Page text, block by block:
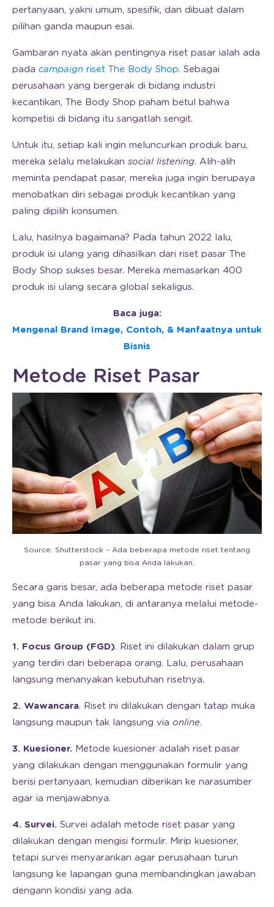
pertanyaan, yakni umum, spesifik, dan dibuat dalam
pilihan ganda maupun esai.
Gambaran nyata akan pentingnya riset pasar ialah ada
pada campaign riset The Body Shop. Sebagai
perusahaan yang bergerak di bidang industri
kecantikan, The Body Shop paham betul bahwa
kompetisi di bidang itu sangatlah sengit.
Untuk itu, setiap kali ingin meluncurkan produk baru,
mereka selalu melakukan social listening. Alih-alih
meminta pendapat pasar, mereka juga ingin berupaya
menobatkan diri sebagai produk kecantikan yang
paling dipilih konsumen.
Lalu, hasilnya bagaimana? Pada tahun 2022 lalu,
produk isi ulang yang dihasilkan dari riset pasar The
Body Shop sukses besar. Mereka memasarkan 400
produk isi ulang secara global sekaligus.
Baca juga:
Mengenal Brand Image, Contoh, & Manfaatnya untuk
Bisnis
Metode Riset Pasar
Source: Shutterstock – Ada beberapa metode riset tentang
pasar yang bisa Anda lakukan.
Secara garis besar, ada beberapa metode riset pasar
yang bisa Anda lakukan, di antaranya melalui metode-
metode berikut ini.
1. Focus Group (FGD). Riset ini dilakukan dalam grup
yang terdiri dari beberapa orang. Lalu, perusahaan
langsung menanyakan kebutuhan risetnya.
2. Wawancara. Riset ini dilakukan dengan tatap muka
langsung maupun tak langsung via online.
3. Kuesioner. Metode kuesioner adalah riset pasar
yang dilakukan dengan menggunakan formulir yang
berisi pertanyaan, kemudian diberikan ke narasumber
agar ia menjawabnya.
4. Survei. Survei adalah metode riset pasar yang
dilakukan dengan mengisi formulir. Mirip kuesioner,
tetapi survei menyarankan agar perusahaan turun
langsung ke lapangan guna membandingkan jawaban
dengann kondisi yang ada.